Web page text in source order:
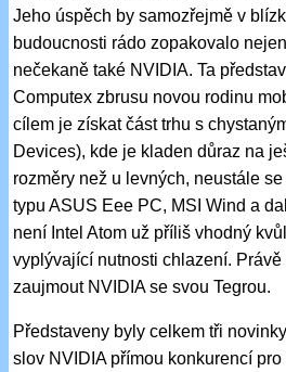
Jeho úspěch by samozřejmě v
budoucnosti rádo zopakovalo
nečekaně také NVIDIA. Ta
Computex zbrusu novou rodinu
cílem je získat část trhu s
Devices), kde je kladen důraz na
rozměry než u levných, neustále
typu ASUS Eee PC, MSI Wind a
není Intel Atom už příliš vhodný
vyplývající nutnosti chlazení.
zaujmout NVIDIA se svou Tegrou.
Představeny byly celkem tři
slov NVIDIA přímou konkurencí pro